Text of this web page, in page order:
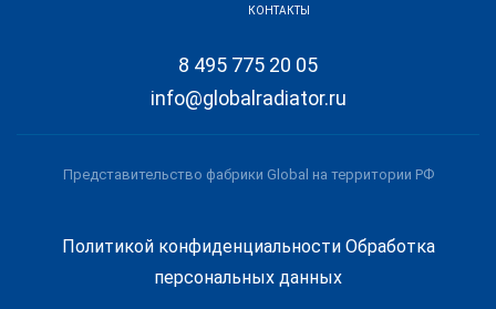
КОНТАКТЫ
8 495 775 20 05
info@globalradiator.ru
Представительство фабрики Global на территории РФ
Политикой конфиденциальности Обработка
персональных данных